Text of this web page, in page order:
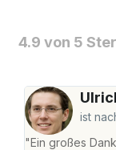
4.9 von 5
ist
"Ein großes